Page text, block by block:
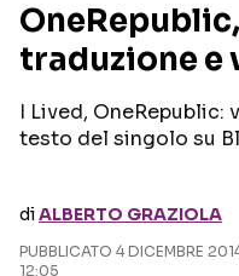
RECENSIONI MUSICALI
INTERVISTE
GOSSIP E CURIOSITÀ
traduzione e
I Lived, OneRepublic:
testo del singolo su
diALBERTO GRAZIOLA
PUBBLICATO 4 DICEMBRE
12:05